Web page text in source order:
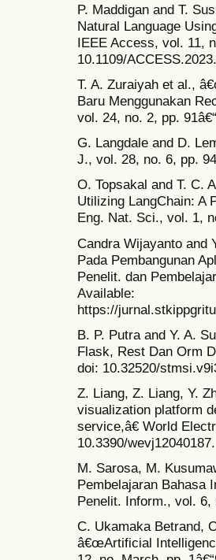
P. Maddigan and T.
Natural Language
IEEE Access, vol. 11,
10.1109/
T. A. Zuraiyah et al.,
Baru Menggunakan
vol. 24, no. 2, pp.
G. Langdale and D.
J., vol. 28, no. 6, pp.
O. Topsakal and T. C.
Utilizing LangChain: A
Eng. Nat. Sci., vol. 1,
Candra Wijayanto and
Pada Pembangunan
Penelit. dan
Available:
https://
B. P. Putra and Y. A.
Flask, Rest Dan Orm
doi: 10.32520/
Z. Liang, Z. Liang, Y.
visualization platform
service,â€ World
10.3390/wevj12040187.
M. Sarosa, M.
Pembelajaran Bahasa
Penelit. Inform., vol. 6,
C. Ukamaka Betrand,
â€œArtificial